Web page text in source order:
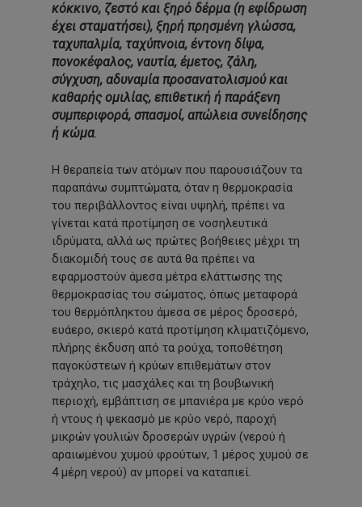
κόκκινο, ζεστό και ξηρό δέρμα (η εφίδρωση
έχει σταματήσει), ξηρή πρησμένη γλώσσα,
ταχυπαλμία, ταχύπνοια, έντονη δίψα,
πονοκέφαλος, ναυτία, έμετος, ζάλη,
σύγχυση, αδυναμία προσανατολισμού και
καθαρής ομιλίας, επιθετική ή παράξενη
συμπεριφορά, σπασμοί, απώλεια συνείδησης
ή κώμα.
Η θεραπεία των ατόμων που παρουσιάζουν τα
παραπάνω συμπτώματα, όταν η θερμοκρασία
του περιβάλλοντος είναι υψηλή, πρέπει να
γίνεται κατά προτίμηση σε νοσηλευτικά
ιδρύματα, αλλά ως πρώτες βοήθειες μέχρι τη
διακομιδή τους σε αυτά θα πρέπει να
εφαρμοστούν άμεσα μέτρα ελάττωσης της
θερμοκρασίας του σώματος, όπως μεταφορά
του θερμόπληκτου άμεσα σε μέρος δροσερό,
ευάερο, σκιερό κατά προτίμηση κλιματιζόμενο,
πλήρης έκδυση από τα ρούχα, τοποθέτηση
παγοκύστεων ή κρύων επιθεμάτων στον
τράχηλο, τις μασχάλες και τη βουβωνική
περιοχή, εμβάπτιση σε μπανιέρα με κρύο νερό
ή ντους ή ψεκασμό με κρύο νερό, παροχή
μικρών γουλιών δροσερών υγρών (νερού ή
αραιωμένου χυμού φρούτων, 1 μέρος χυμού σε
4 μέρη νερού) αν μπορεί να καταπιεί.